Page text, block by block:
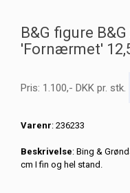
B&G figure
'Fornærmet'
Pris: 1.100,- DKK pr. stk.
Varenr: 236233
Beskrivelse: Bing &
cm I fin og hel stand.